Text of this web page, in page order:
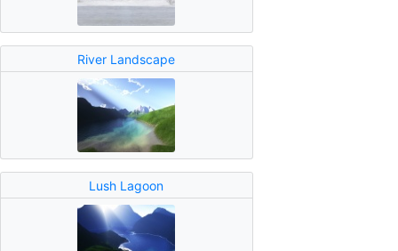
River Landscape
Lush Lagoon